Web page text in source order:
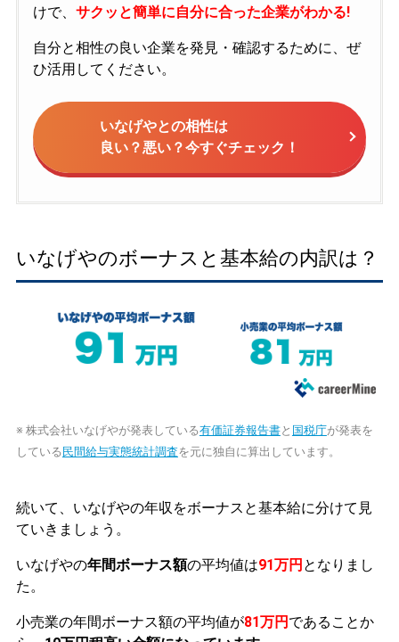
けで、 サクッと簡単に自分に合った企業がわかる!
自分と相性の良い企業を発見・確認するために、ぜ
ひ活用してください。
いなげやとの相性は
良い？悪い？今すぐチェック！
いなげやのボーナスと基本給の内訳は？
※ 株式会社いなげやが発表している有価証券報告書と 国税庁が発表を
している 民間給与実態統計調査を元に独自に算出しています。
続いて、いなげやの年収をボーナスと基本給に分けて見
ていきましょう。
いなげやの年間ボーナス額の平均値は91万円 となりまし
た。
小売業の年間ボーナス額の平均値が81万円 であることか